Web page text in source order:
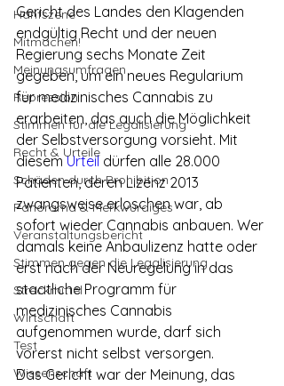
Hanfszene
Mitmachen!
Meinungsumfragen
Repression
Stimmen für die Legalisierung
Recht & Urteile
Schäden durch Prohibition
Panorama & Merkwürdiges
Veranstaltungsbericht
Stimmen gegen die Legalisierung
Streckmittel
Wirtschaft
Test
Wissenschaft
Gericht des Landes den Klagenden
endgültig Recht und der neuen
Regierung sechs Monate Zeit
gegeben, um ein neues Regularium
für medizinisches Cannabis zu
erarbeiten, das auch die Möglichkeit
der Selbstversorgung vorsieht. Mit
diesem Urteil dürfen alle 28.000
Patienten, deren Lizenz 2013
zwangsweise erloschen war, ab
sofort wieder Cannabis anbauen. Wer
damals keine Anbaulizenz hatte oder
erst nach der Neuregelung in das
staatliche Programm für
medizinisches Cannabis
aufgenommen wurde, darf sich
vorerst nicht selbst versorgen.
Das Gericht war der Meinung, das